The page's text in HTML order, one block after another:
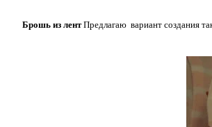
Брошь из лентПредлагаю вариант создания